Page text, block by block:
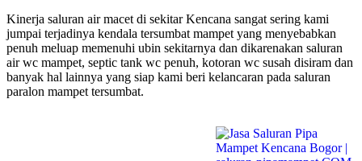
Kinerja saluran air macet di sekitar Kencana sangat sering kami
jumpai terjadinya kendala tersumbat mampet yang menyebabkan
penuh meluap memenuhi ubin sekitarnya dan dikarenakan saluran
air wc mampet, septic tank wc penuh, kotoran wc susah disiram dan
banyak hal lainnya yang siap kami beri kelancaran pada saluran
paralon mampet tersumbat.